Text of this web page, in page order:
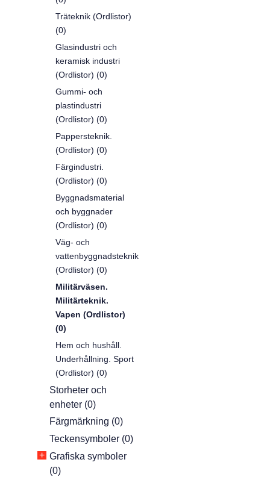
Träteknik (Ordlistor)
(0)
Glasindustri och
keramisk industri
(Ordlistor) (0)
Gummi- och
plastindustri
(Ordlistor) (0)
Pappersteknik.
(Ordlistor) (0)
Färgindustri.
(Ordlistor) (0)
Byggnadsmaterial
och byggnader
(Ordlistor) (0)
Väg- och
vattenbyggnadsteknik
(Ordlistor) (0)
Militärväsen.
Militärteknik.
Vapen (Ordlistor)
(0)
Hem och hushåll.
Underhållning. Sport
(Ordlistor) (0)
Storheter och
enheter (0)
Färgmärkning (0)
Teckensymboler (0)
+ Grafiska symboler
(0)